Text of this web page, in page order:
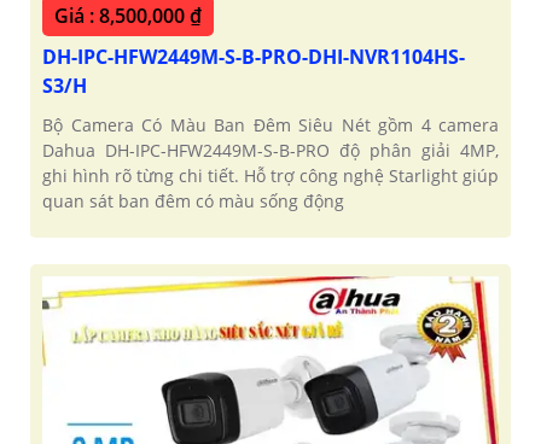
Giá : 8,500,000 ₫
DH-IPC-HFW2449M-S-B-PRO-DHI-NVR1104HS-
S3/H
Bộ Camera Có Màu Ban Đêm Siêu Nét gồm 4 camera
Dahua DH-IPC-HFW2449M-S-B-PRO độ phân giải 4MP,
ghi hình rõ từng chi tiết. Hỗ trợ công nghệ Starlight giúp
quan sát ban đêm có màu sống động